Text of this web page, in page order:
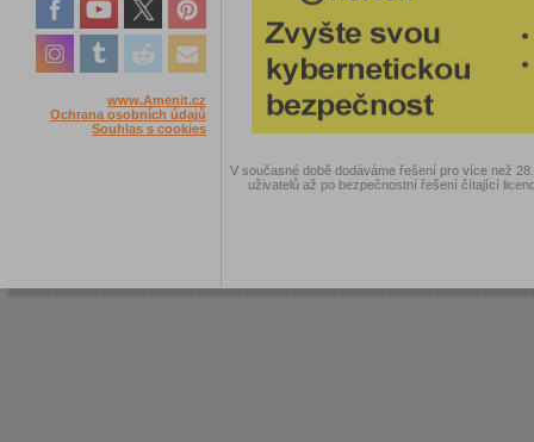
www.Amenit.cz
Ochrana osobních údajů
Souhlas s cookies
V současné době dodáváme řešení pro více než
uživatelů až po bezpečnostní řešení čítající